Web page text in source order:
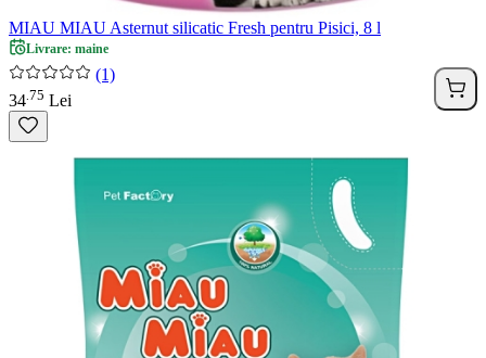
MIAU MIAU Asternut silicatic Fresh pentru Pisici, 8 l
Livrare: maine
(1)
34 75 Lei